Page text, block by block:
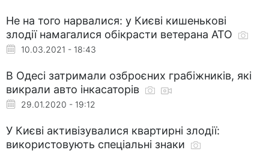
Не на того нарвалися: у Києві кишенькові
злодії намагалися обікрасти ветерана АТО
10.03.2021 - 18:43
В Одесі затримали озброєних грабіжників, які
викрали авто інкасаторів
29.01.2020 - 19:12
У Києві активізувалися квартирні злодії:
використовують спеціальні знаки